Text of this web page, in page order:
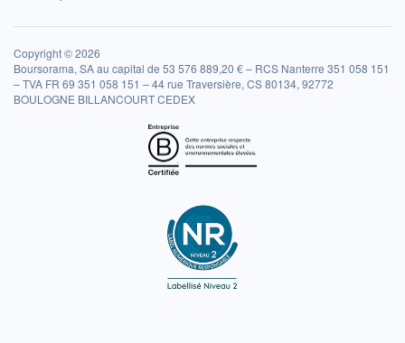
Copyright © 2026
Boursorama, SA au capital de 53 576 889,20 € – RCS Nanterre 351 058 151
– TVA FR 69 351 058 151 – 44 rue Traversière, CS 80134, 92772
BOULOGNE BILLANCOURT CEDEX